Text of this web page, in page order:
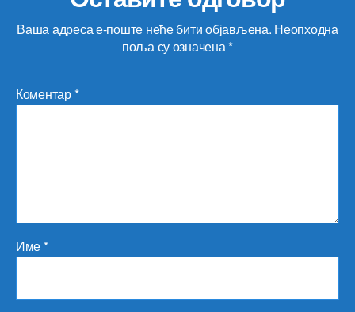
Ваша адреса е-поште неће бити објављена. Неопходна
поља су означена*
Коментар*
Име*